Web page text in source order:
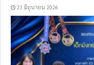
23 มิถุนายน 2026